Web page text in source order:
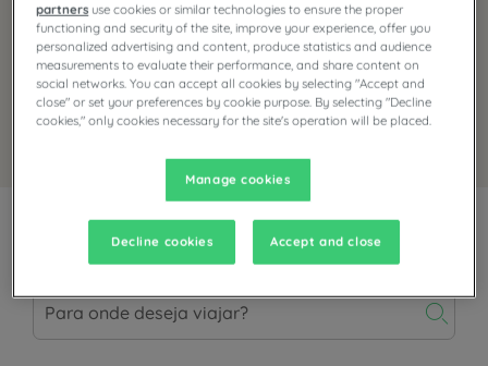
Apresentação dos hotéis
partners use cookies or similar technologies to ensure the proper
functioning and security of the site, improve your experience, offer you
personalized advertising and content, produce statistics and audience
measurements to evaluate their performance, and share content on
social networks. You can accept all cookies by selecting "Accept and
close" or set your preferences by cookie purpose. By selecting "Decline
cookies," only cookies necessary for the site's operation will be placed.
Manage cookies
Decline cookies Accept and close